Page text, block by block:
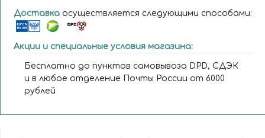
Доставка осуществляется следующими способами:
Акции и специальные условия магазина:
Бесплатно до пунктов самовывоза DPD, СДЭК
и в любое отделение Почты России от 6000
рублей